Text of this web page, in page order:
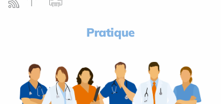
Pratique